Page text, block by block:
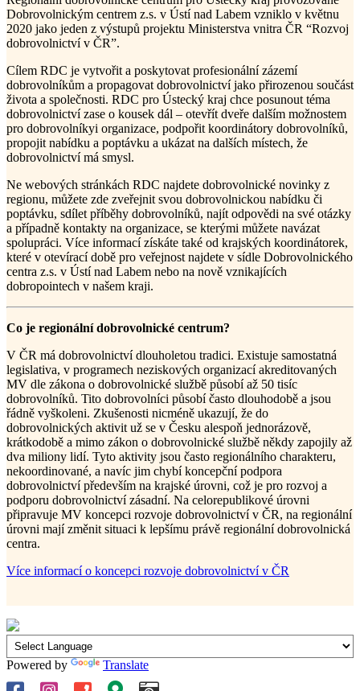
Dobrovolnickým centrem z.s. v Ústí nad Labem vzniklo v květnu
2020 jako jeden z výstupů projektu Ministerstva vnitra ČR “Rozvoj
dobrovolnictví v ČR”.
Cílem RDC je vytvořit a poskytovat profesionální zázemí
dobrovolníkům a propagovat dobrovolnictví jako přirozenou součást
života a společnosti. RDC pro Ústecký kraj chce posunout téma
dobrovolnictví zase o kousek dál – otevřít dveře dalším možnostem
pro dobrovolníkyi organizace, podpořit koordinátory dobrovolníků,
propojit nabídku a poptávku a ukázat na dalších místech, že
dobrovolnictví má smysl.
Ne webových stránkách RDC najdete dobrovolnické novinky z
regionu, můžete zde zveřejnit svou dobrovolnickou nabídku či
poptávku, sdílet příběhy dobrovolníků, najít odpovědi na své otázky
a případně kontakty na organizace, se kterými můžete navázat
spolupráci. Více informací získáte také od krajských koordinátorek,
které v otevírací době pro veřejnost najdete v sídle Dobrovolnického
centra z.s. v Ústí nad Labem nebo na nově vznikajících
dobropointech v našem kraji.
Co je regionální dobrovolnické centrum?
V ČR má dobrovolnictví dlouholetou tradici. Existuje samostatná
legislativa, v programech neziskových organizací akreditovaných
MV dle zákona o dobrovolnické službě působí až 50 tisíc
dobrovolníků. Tito dobrovolníci působí často dlouhodobě a jsou
řádně vyškoleni. Zkušenosti nicméně ukazují, že do
dobrovolnických aktivit už se v Česku alespoň jednorázově,
krátkodobě a mimo zákon o dobrovolnické službě někdy zapojily až
dva miliony lidí. Tyto aktivity jsou často regionálního charakteru,
nekoordinované, a navíc jim chybí koncepční podpora
dobrovolnictví především na krajské úrovni, což je pro rozvoj a
podporu dobrovolnictví zásadní. Na celorepublikové úrovni
připravuje MV koncepci rozvoje dobrovolnictví v ČR, na regionální
úrovni mají změnit situaci k lepšímu právě regionální dobrovolnická
centra.
Více informací o koncepci rozvoje dobrovolnictví v ČR
Powered by Translate